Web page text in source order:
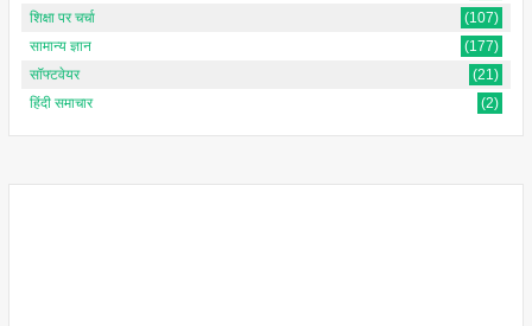
शिक्षा पर चर्चा
(107)
सामान्य ज्ञान
(177)
सॉफ्टवेयर
(21)
हिंदी समाचार
(2)